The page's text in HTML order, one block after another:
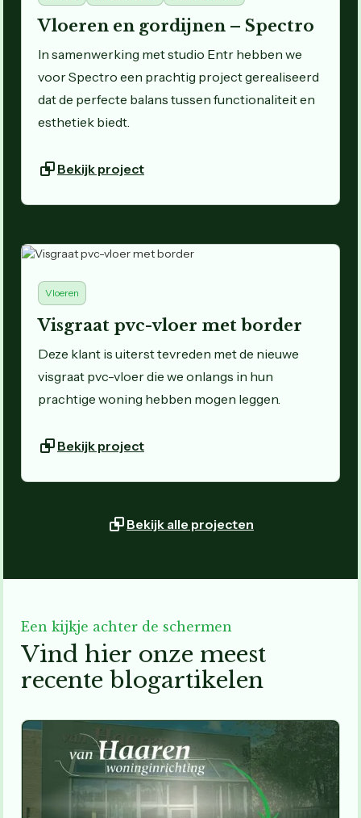
Vloeren en gordijnen – Spectro
In samenwerking met studio Entr hebben we
voor Spectro een prachtig project gerealiseerd
dat de perfecte balans tussen functionaliteit en
esthetiek biedt.
Bekijk project
Vloeren
Visgraat pvc-vloer met border
Deze klant is uiterst tevreden met de nieuwe
visgraat pvc-vloer die we onlangs in hun
prachtige woning hebben mogen leggen.
Bekijk project
Bekijk alle projecten
Een kijkje achter de schermen
Vind hier onze meest
recente blogartikelen